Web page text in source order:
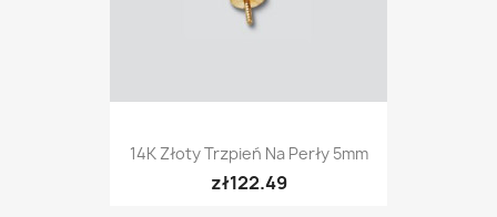
14K Złoty Trzpień Na Perły 5mm
zł122.49